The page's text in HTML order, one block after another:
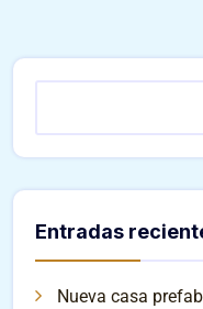
Entradas
Nueva casa